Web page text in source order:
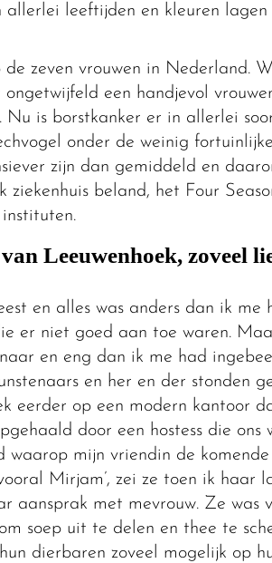
allerlei leeftijden en kleuren
zeven vrouwen in Nederland.
een handjevol
Nu is borstkanker er in allerlei
onder de weinig
zijn dan gemiddeld en
ziekenhuis beland, het Four
Leeuwenhoek, zoveel
en alles was anders dan ik me
er niet goed aan toe waren.
en eng dan ik me had
en her en der stonden
eerder op een modern kantoor
door een hostess die ons
waarop mijn vriendin de
Mirjam’, zei ze toen ik haar
aansprak met mevrouw. Ze was
soep uit te delen en thee te
dierbaren zoveel mogelijk op